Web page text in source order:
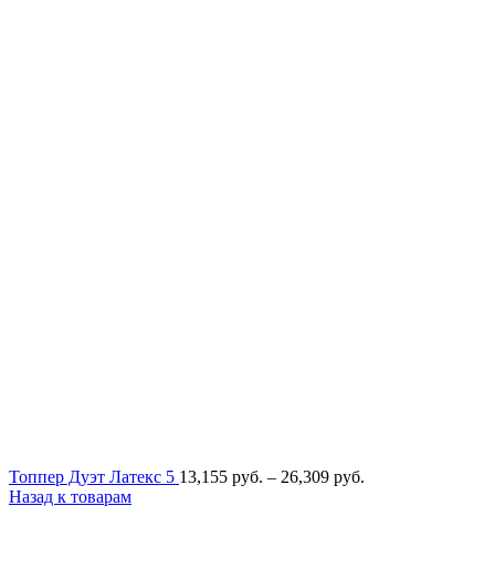
Топпер Дуэт Латекс 5 13,155 руб. – 26,309 руб.
Назад к товарам